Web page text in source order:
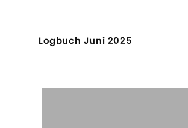
Logbuch Juni 2025